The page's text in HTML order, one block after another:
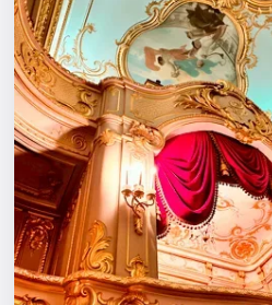
Экскурсии
Спорт
События
Города
Площадки